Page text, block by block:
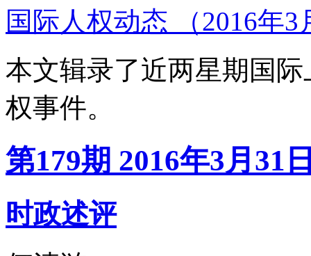
国际人权动态 （2016年
本文辑录了近两星期国
权事件。
第179期 2016年3月31
时政述评